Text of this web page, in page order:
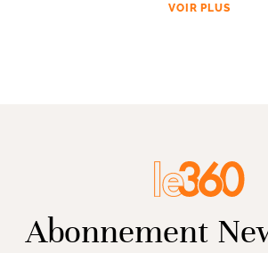
VOIR PLUS
Abonnement